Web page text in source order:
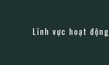
Lĩnh vực hoạt động